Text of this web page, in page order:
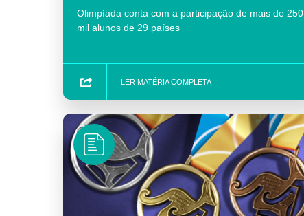
Olimpíada conta com a participação de mais de 250
mil alunos de 29 países
LER MATÉRIA COMPLETA